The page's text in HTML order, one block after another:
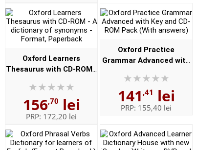
Oxford Learners
Thesaurus with CD-ROM -
- Format, Paperback
156,70 lei
PRP: 172,20 lei
Oxford Practice
Grammar Advanced with
(With answers)
141 ,41 lei
PRP: 155,40 lei